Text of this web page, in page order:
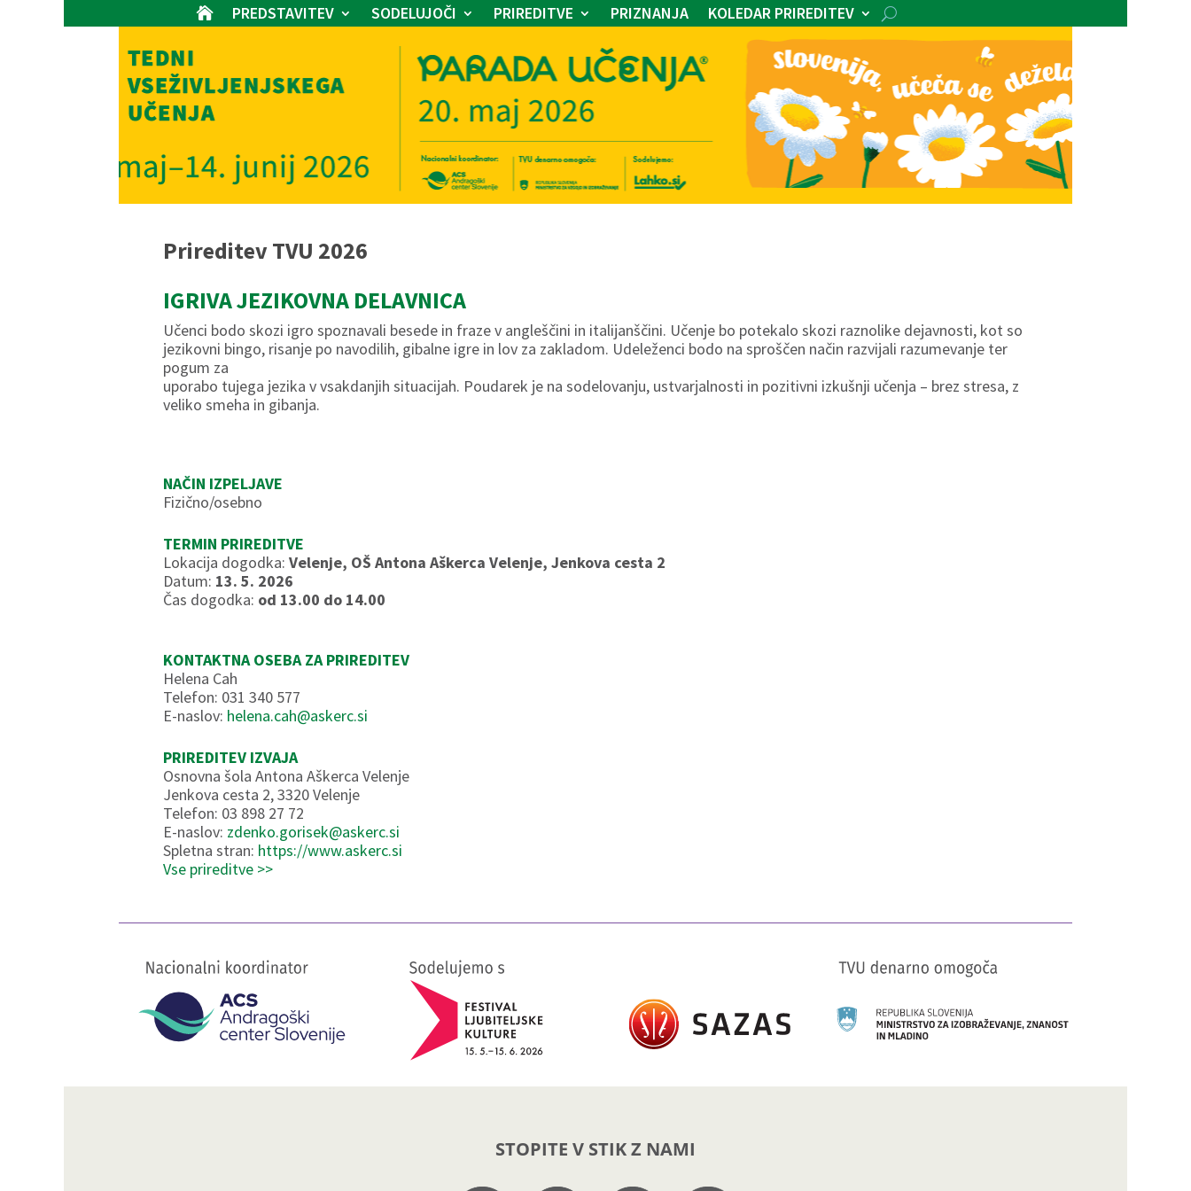
 PREDSTAVITEV SODELUJOČI PRIREDITVE PRIZNANJA KOLEDAR PRIREDITEV
Prireditev TVU 2026
IGRIVA JEZIKOVNA DELAVNICA
Učenci bodo skozi igro spoznavali besede in fraze v angleščini in italijanščini. Učenje bo potekalo skozi raznolike dejavnosti, kot so
jezikovni bingo, risanje po navodilih, gibalne igre in lov za zakladom. Udeleženci bodo na sproščen način razvijali razumevanje ter
pogum za
uporabo tujega jezika v vsakdanjih situacijah. Poudarek je na sodelovanju, ustvarjalnosti in pozitivni izkušnji učenja – brez stresa, z
veliko smeha in gibanja.
NAČIN IZPELJAVE
Fizično/osebno
TERMIN PRIREDITVE
Lokacija dogodka:Velenje, OŠ Antona Aškerca Velenje, Jenkova cesta 2
Datum: 13. 5. 2026
Čas dogodka: od 13.00 do 14.00
KONTAKTNA OSEBA ZA PRIREDITEV
Helena Cah
Telefon: 031 340 577
E-naslov: helena.cah@askerc.si
PRIREDITEV IZVAJA
Osnovna šola Antona Aškerca Velenje
Jenkova cesta 2, 3320 Velenje
Telefon: 03 898 27 72
E-naslov: zdenko.gorisek@askerc.si
Spletna stran: https://www.askerc.si
Vse prireditve >>
STOPITE V STIK Z NAMI